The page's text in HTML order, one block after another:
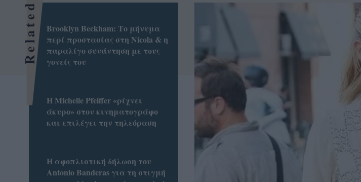
Related
Brooklyn Βeckham: Το μήνυμα
περί προστασίας στη Nicola & η
παραλίγο συνάντηση με τους
γονείς του
H Michelle Pfeiffer «ρίχνει
άκυρο» στον κινηματογράφο
και επιλέγει την τηλεόραση
Η αφοπλιστική δήλωση του
Antonio Banderas για τη στιγμή